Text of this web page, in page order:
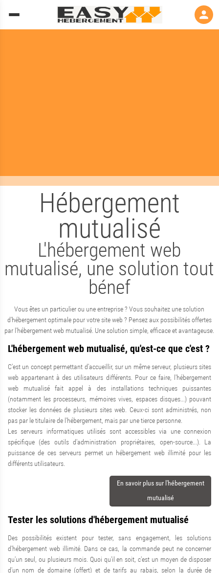
Hébergement
mutualisé
L'hébergement web
mutualisé, une solution tout
bénef
Vous êtes un particulier ou une entreprise ? Vous souhaitez une solution
d'hébergement optimale pour votre site web ? Pensez aux possibilités offertes
par l'hébergement web mutualisé. Une solution simple, efficace et avantageuse.
L'hébergement web mutualisé, qu'est-ce que c'est ?
C'est un concept permettant d'accueillir, sur un même serveur, plusieurs sites
web appartenant à des utilisateurs différents. Pour ce faire, l'hébergement
web mutualisé fait appel à des installations techniques puissantes
(notamment les processeurs, mémoires vives, espaces disques...) pouvant
stocker les données de plusieurs sites web. Ceux-ci sont administrés, non
pas par le titulaire de l'hébergement, mais par une tierce personne.
Les serveurs informatiques utilisés sont accessibles via une connexion
spécifique (des outils d'administration propriétaires, open-source...). La
puissance de ces serveurs permet un hébergement web illimité pour les
différents utilisateurs.
En savoir plus sur l'hébergement
mutualisé
Tester les solutions d'hébergement mutualisé
Des possibilités existent pour tester, sans engagement, les solutions
d'hébergement web illimité. Dans ce cas, la commande peut ne concerner
qu'un seul, ou plusieurs mois. Quoi qu'il en soit, c'est un moyen de disposer
d'un nom de domaine (offert) et de tarifs au rabais, selon la durée de